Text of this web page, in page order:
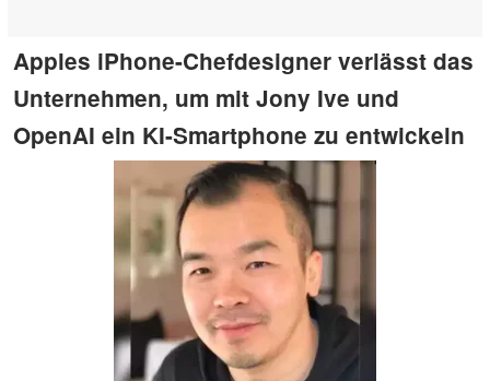
Apples iPhone-Chefdesigner verlässt das
Unternehmen, um mit Jony Ive und
OpenAI ein KI-Smartphone zu entwickeln